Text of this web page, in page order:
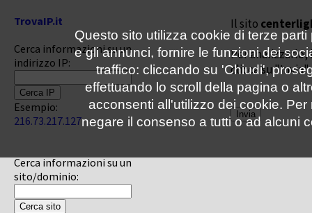
TrovaIP.it
Cerca informazioni su un
indirizzo IP:
Esempio:
216.73.217.127
Cerca informazioni su un
sito/dominio:
Il sito
Per
clicca su "Invia"
Questo sito utilizza cookie di terze
e gli annunci, fornire le funzioni dei
traffico: cliccando su 'Chiudi',
effettuando lo scroll della pagina o
acconsenti all'utilizzo dei cookie.
negare il consenso a tutti o ad alcuni